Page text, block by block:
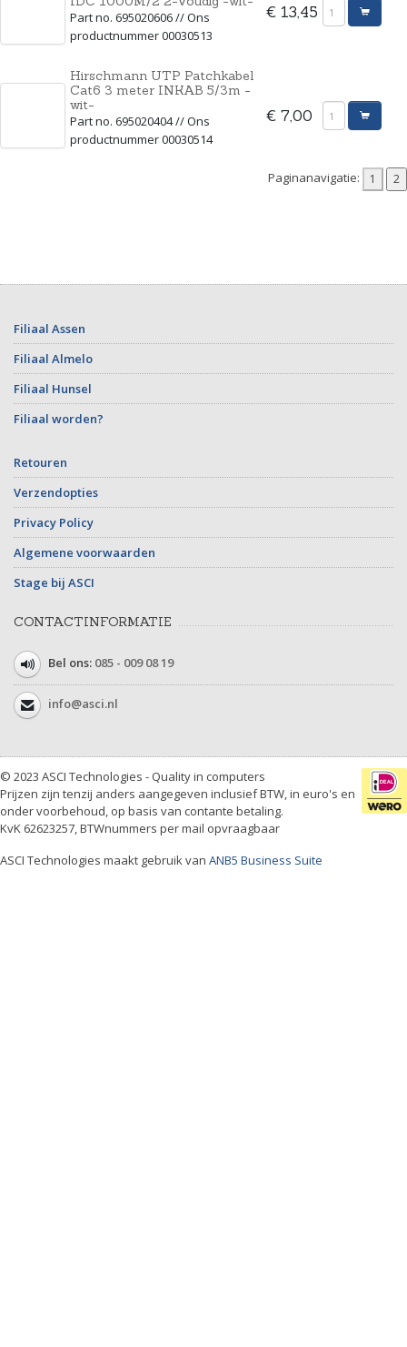
Part no. 695020606 // Ons
productnummer 00030513
€ 13,45
Hirschmann UTP Patchkabel
Cat6 3 meter INKAB 5/3m -
wit-
Part no. 695020404 // Ons
productnummer 00030514
€ 7,00
Paginanavigatie:
Filiaal Assen
Filiaal Almelo
Filiaal Hunsel
Filiaal worden?
Retouren
Verzendopties
Privacy Policy
Algemene voorwaarden
Stage bij ASCI
CONTACTINFORMATIE
Bel ons: 085 - 009 08 19
info@asci.nl
© 2023 ASCI Technologies - Quality in computers
Prijzen zijn tenzij anders aangegeven inclusief BTW, in euro's en
onder voorbehoud, op basis van contante betaling.
KvK 62623257, BTWnummers per mail opvraagbaar
ASCI Technologies maakt gebruik van ANB5 Business Suite